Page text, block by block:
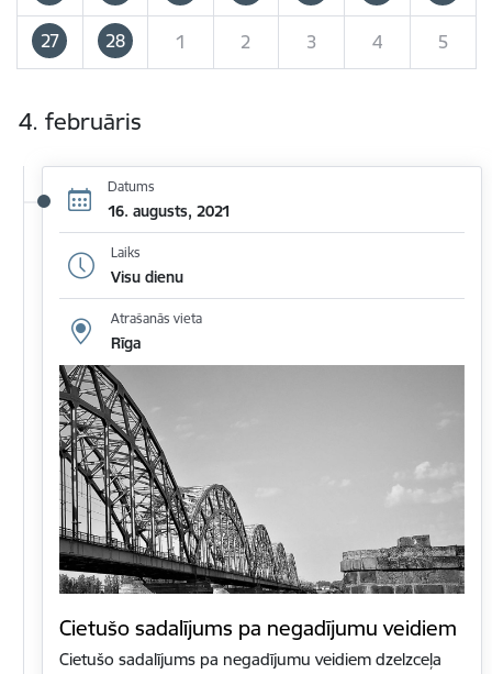
27 28 1 2 3 4 5
4. februāris
Datums
16. augusts, 2021
Laiks
Visu dienu
Atrašanās vieta
Rīga
Cietušo sadalījums pa negadījumu veidiem
Cietušo sadalījums pa negadījumu veidiem dzelzceļa